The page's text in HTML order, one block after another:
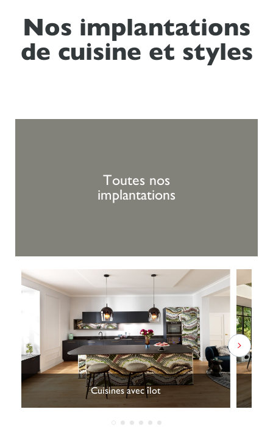
Nos implantations
de cuisine et styles
Toutes nos
implantations
Cuisines avec îlot